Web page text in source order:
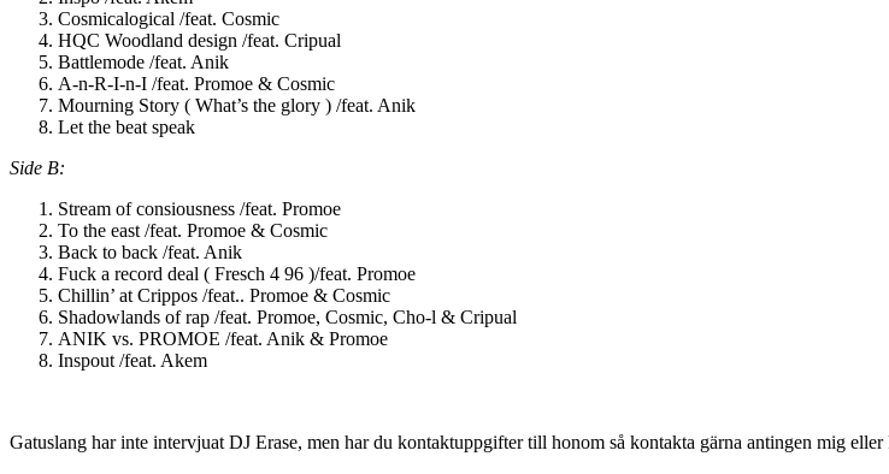
Cosmicalogical /feat. Cosmic
HQC Woodland design /feat. Cripual
Battlemode /feat. Anik
A-n-R-I-n-I /feat. Promoe & Cosmic
Mourning Story ( What’s the glory ) /feat. Anik
Let the beat speak
Side B:
Stream of consiousness /feat. Promoe
To the east /feat. Promoe & Cosmic
Back to back /feat. Anik
Fuck a record deal ( Fresch 4 96 )/feat. Promoe
Chillin’ at Crippos /feat.. Promoe & Cosmic
Shadowlands of rap /feat. Promoe, Cosmic, Cho-l & Cripual
ANIK vs. PROMOE /feat. Anik & Promoe
Inspout /feat. Akem
Gatuslang har inte intervjuat DJ Erase, men har du kontaktuppgifter till honom så kontakta gärna antingen mig